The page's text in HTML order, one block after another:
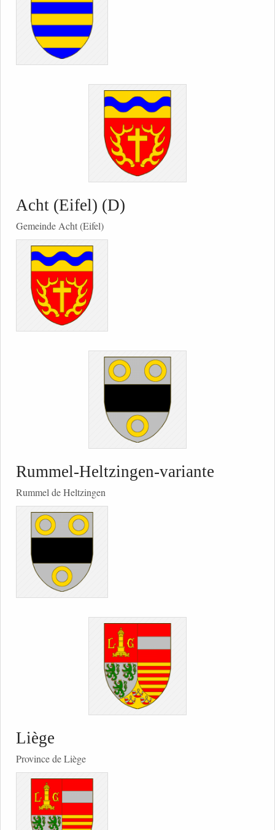
Acht (Eifel) (D)
Gemeinde Acht (Eifel)
Rummel-Heltzingen-variante
Rummel de Heltzingen
Liège
Province de Liège